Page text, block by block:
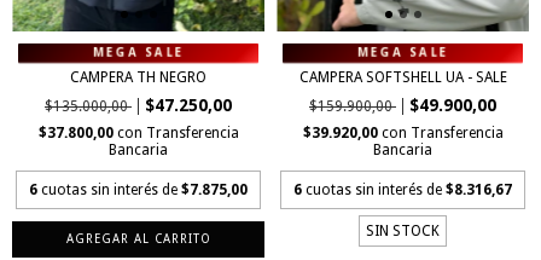
CAMPERA TH NEGRO
$135.000,00
$47.250,00
$37.800,00 con Transferencia
Bancaria
6 cuotas sin interés de $7.875,00
AGREGAR AL CARRITO
CAMPERA SOFTSHELL UA - SALE
$159.900,00
$49.900,00
$39.920,00 con Transferencia
Bancaria
6 cuotas sin interés de $8.316,67
SIN STOCK